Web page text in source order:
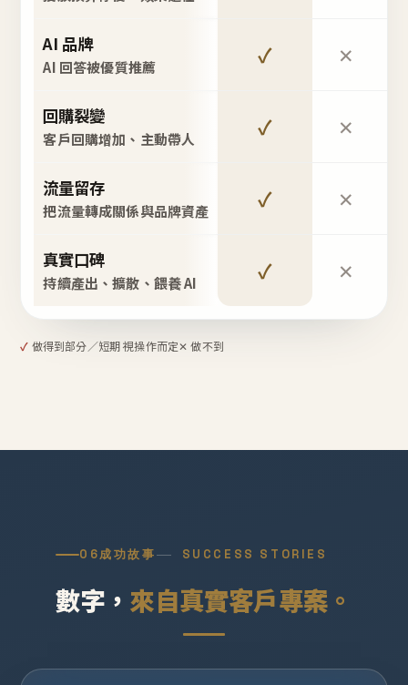
AI 品牌
AI 回答被優質推薦 ✓ ✕
回購裂變
客戶回購增加、主動帶人 ✓ ✕
流量留存
把流量轉成關係與品牌資產 ✓ ✕
真實口碑
持續產出、擴散、餵養 AI ✓ ✕
✓ 做得到部分／短期 視操作而定✕ 做不到
06成功故事 SUCCESS STORIES
數字， 來自真實客戶專案。